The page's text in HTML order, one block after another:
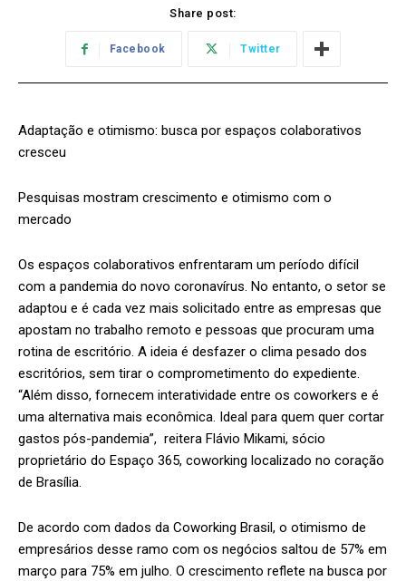
Share post:
Facebook Twitter
Adaptação e otimismo: busca por espaços colaborativos
cresceu
Pesquisas mostram crescimento e otimismo com o
mercado
Os espaços colaborativos enfrentaram um período difícil
com a pandemia do novo coronavírus. No entanto, o setor se
adaptou e é cada vez mais solicitado entre as empresas que
apostam no trabalho remoto e pessoas que procuram uma
rotina de escritório. A ideia é desfazer o clima pesado dos
escritórios, sem tirar o comprometimento do expediente.
“Além disso, fornecem interatividade entre os coworkers e é
uma alternativa mais econômica. Ideal para quem quer cortar
gastos pós-pandemia”, reitera Flávio Mikami, sócio
proprietário do Espaço 365, coworking localizado no coração
de Brasília.
De acordo com dados da Coworking Brasil, o otimismo de
empresários desse ramo com os negócios saltou de 57% em
março para 75% em julho. O crescimento reflete na busca por